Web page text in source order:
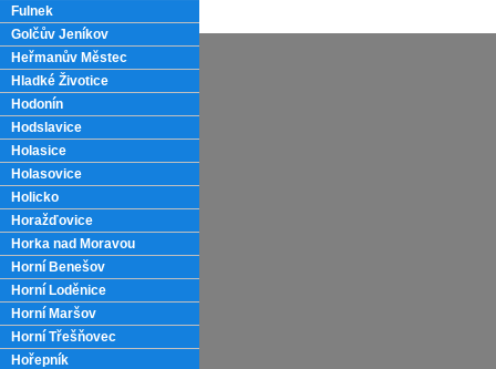
Fulnek
Golčův Jeníkov
Heřmanův Městec
Hladké Životice
Hodonín
Hodslavice
Holasice
Holasovice
Holicko
Horažďovice
Horka nad Moravou
Horní Benešov
Horní Loděnice
Horní Maršov
Horní Třešňovec
Hořepník